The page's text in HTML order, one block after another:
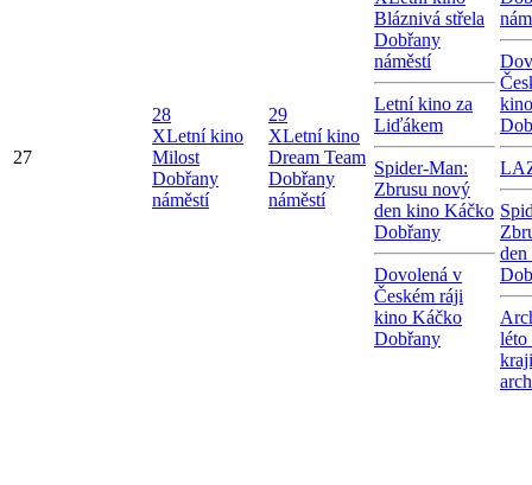
27
28
XLetní kino
Milost
Dobřany
náměstí
29
XLetní kino
Dream Team
Dobřany
náměstí
Bláznivá střela
Dobřany
náměstí
Letní kino za
Liďákem
Spider-Man:
Zbrusu nový
den kino Káčko
Dobřany
Dovolená v
Českém ráji
kino Káčko
Dobřany
léto